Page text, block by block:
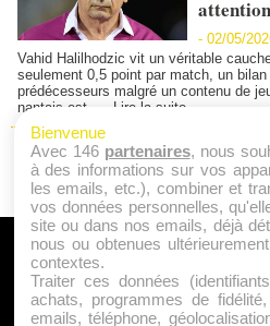
- 02/05/
Vahid Halilhodzic vit un véritable
seulement 0,5 point par match, un
prédécesseurs malgré un contenu de
nantais est... Lire la suite
1 2 3 4 5
A
Qui sommes
Mentions
Bienvenue
Avec 146 partenaires, nous
à des informations sur vos
les emails, etc.), combiner et
vos données personnelles,
site ou dans nos emails, déjà
nous ou obtenues
contextes.
Traiter ces données
achats, programmes de
emails, téléphone,